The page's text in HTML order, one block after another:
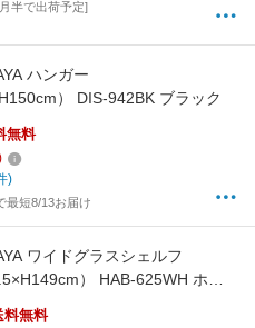
半で出荷予定]
ハンガー
） DIS-942BK ブラック
無料
)
最短8/13お届け
ワイドグラスシェルフ
） HAB-625WH ホワ
料無料